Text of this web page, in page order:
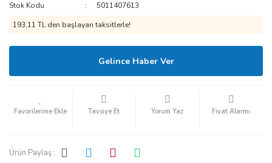
Stok Kodu
5011407613
193,11 TL den başlayan taksitlerle!
Gelince Haber Ver
Tavsiye Et Yorum Yaz Fiyat Alarmı
Ürün Paylaş :